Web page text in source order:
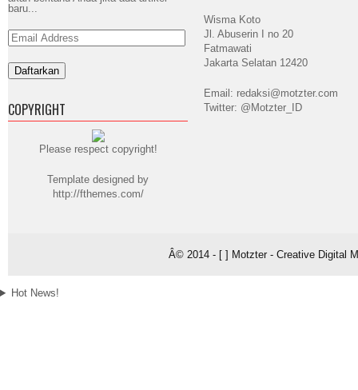
baru...
Email
Address
COPYRIGHT
Please respect copyright!
Template designed by
http://fthemes.com/
Wisma Koto
Jl. Abuserin I no 20
Fatmawati
Jakarta Selatan 12420
Email: redaksi@motzter.com
Twitter: @Motzter_ID
Â© 2014 - [ ] Motzter - Creative Digital
Hot News!